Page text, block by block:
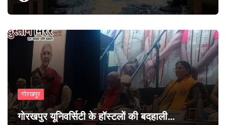
गोरखपुर
गोरखपुर यूनिवर्सिटी के हॉस्टलों की बदहाली…